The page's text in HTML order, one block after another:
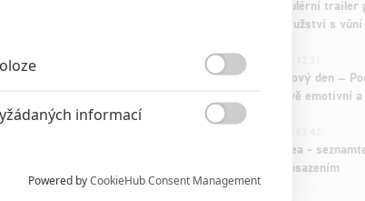
Děti krve a kostí: Regulérní trailer
akční fantasy dobrodružství s
ČLÁNEK | 30.07.2026 12:31
Spider-Man: Zbrusu nový den –
máme čekat překvapivě emotivní
Velké preview: Odyssea -
maximálně nabitým obsazením
informací

Powered byCookieHub Consent Management